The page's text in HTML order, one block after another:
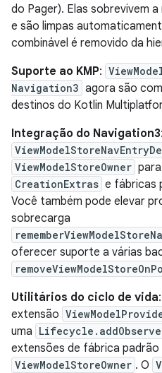
do Pager). Elas sobrevivem
e são limpas
combinável é removido da
Suporte ao KMP:
Navigation3 agora são
destinos do Kotlin
Integração do Navigation3:
ViewModelStoreOwner
CreationExtras e fábricas
Você também pode elevar
sobrecarga
oferecer suporte a várias
Utilitários do ciclo de vida
extensão
uma
extensões de fábrica padrão
ViewModelStoreOwner . O